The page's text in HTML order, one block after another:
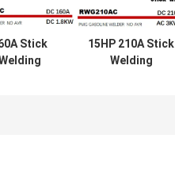
15HP 210A Stick
Welding
Stick